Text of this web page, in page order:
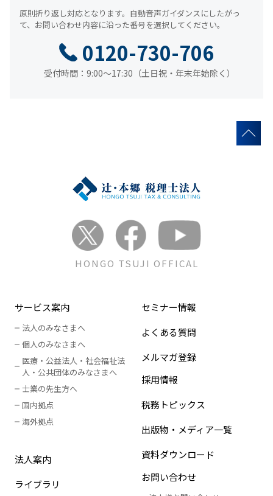
0120-730-706
受付時間：9:00～17:30（土日祝・年末年始除く）
原則折り返し対応となります。 自動音声ガイダンスにしたがっ
て、 お問い合わせ内容に沿った番号を選択してください。
HONGO TSUJI OFFICAL
サービス案内
法人のみなさまへ
個人のみなさまへ
医療・公益法人・社会福祉法
人 ・ 公共団体のみなさまへ
士業の先生方へ
国内拠点
海外拠点
法人案内
ライブラリ
セミナー情報
よくある質問
メルマガ登録
採用情報
税務トピックス
出版物・メディア一覧
資料ダウンロード
お問い合わせ